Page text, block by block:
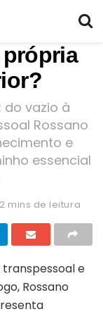
do vazio à
Rossano
e
essencial
mins de leitura
e
Rossano